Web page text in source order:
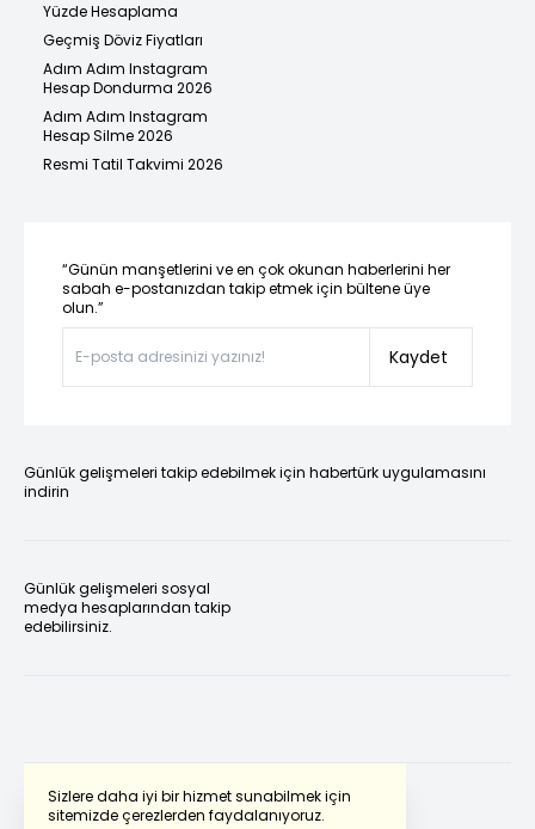
Sizlere daha iyi bir hizmet sunabilmek için
sitemizde çerezlerden faydalanıyoruz.
Yüzde Hesaplama
Geçmiş Döviz Fiyatları
Adım Adım Instagram
Hesap Dondurma 2026
Adım Adım Instagram
Hesap Silme 2026
Resmi Tatil Takvimi 2026
“Günün manşetlerini ve en çok okunan haberlerini her
sabah e-postanızdan takip etmek için bültene üye
olun.”
Kaydet
Günlük gelişmeleri takip edebilmek için habertürk uygulamasını
indirin
Günlük gelişmeleri sosyal
medya hesaplarından takip
edebilirsiniz.